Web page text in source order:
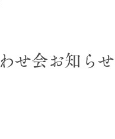
せ会お知らせ